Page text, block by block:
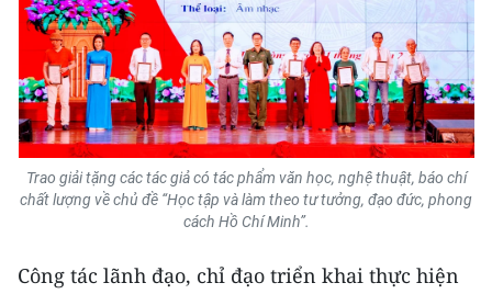
Trao giải tặng các tác giả có tác phẩm văn học, nghệ thuật, báo chí
chất lượng về chủ đề “Học tập và làm theo tư tưởng, đạo đức, phong
cách Hồ Chí Minh”.
Công tác lãnh đạo, chỉ đạo triển khai thực hiện